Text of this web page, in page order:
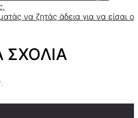
να ζητάς άδεια για να είσαι ο
ΣΧΟΛΙΑ